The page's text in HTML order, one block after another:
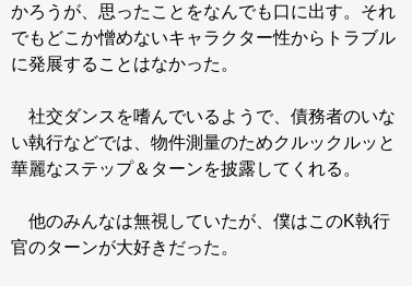
かろうが、思ったことをなんでも口に出す。それ
でもどこか憎めないキャラクター性からトラブル
に発展することはなかった。
社交ダンスを嗜んでいるようで、債務者のいな
い執行などでは、物件測量のためクルックルッと
華麗なステップ＆ターンを披露してくれる。
他のみんなは無視していたが、僕はこのK執行
官のターンが大好きだった。